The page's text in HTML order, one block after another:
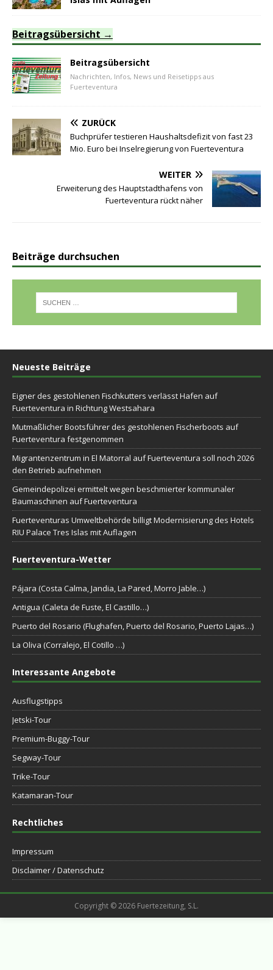
Beitragsübersicht
Beitragsübersicht
Nachrichten, Infos, News und Reisetipps aus
Fuerteventura
ZURÜCK
Buchprüfer testieren Haushaltsdefizit von fast 23
Mio. Euro bei Inselregierung von Fuerteventura
WEITER
Erweiterung des Hauptstadthafens von
Fuerteventura rückt näher
Beiträge durchsuchen
Neueste Beiträge
Eigner des gestohlenen Fischkutters verlässt Hafen auf
Fuerteventura in Richtung Westsahara
Mutmaßlicher Bootsführer des gestohlenen Fischerboots auf
Fuerteventura festgenommen
Migrantenzentrum in El Matorral auf Fuerteventura soll noch 2026
den Betrieb aufnehmen
Gemeindepolizei ermittelt wegen beschmierter kommunaler
Baumaschinen auf Fuerteventura
Fuerteventuras Umweltbehörde billigt Modernisierung des Hotels
RIU Palace Tres Islas mit Auflagen
Fuerteventura-Wetter
Pájara (Costa Calma, Jandia, La Pared, Morro Jable…)
Antigua (Caleta de Fuste, El Castillo…)
Puerto del Rosario (Flughafen, Puerto del Rosario, Puerto Lajas…)
La Oliva (Corralejo, El Cotillo …)
Interessante Angebote
Ausflugstipps
Jetski-Tour
Premium-Buggy-Tour
Segway-Tour
Trike-Tour
Katamaran-Tour
Rechtliches
Impressum
Disclaimer / Datenschutz
Copyright © 2026 Fuertezeitung, S.L.